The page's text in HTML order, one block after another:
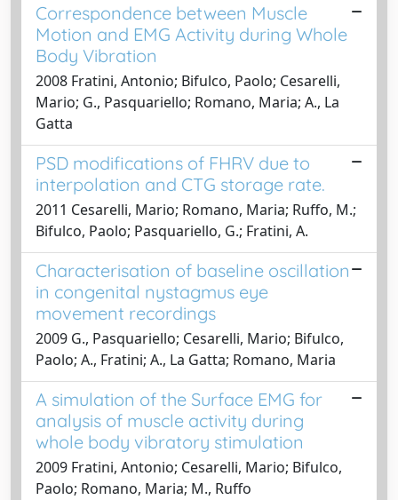
Correspondence between Muscle
Motion and EMG Activity during Whole
Body Vibration
2008 Fratini, Antonio; Bifulco, Paolo; Cesarelli,
Mario; G., Pasquariello; Romano, Maria; A., La
Gatta
PSD modifications of FHRV due to
interpolation and CTG storage rate.
2011 Cesarelli, Mario; Romano, Maria; Ruffo, M.;
Bifulco, Paolo; Pasquariello, G.; Fratini, A.
Characterisation of baseline oscillation
in congenital nystagmus eye
movement recordings
2009 G., Pasquariello; Cesarelli, Mario; Bifulco,
Paolo; A., Fratini; A., La Gatta; Romano, Maria
A simulation of the Surface EMG for
analysis of muscle activity during
whole body vibratory stimulation
2009 Fratini, Antonio; Cesarelli, Mario; Bifulco,
Paolo; Romano, Maria; M., Ruffo